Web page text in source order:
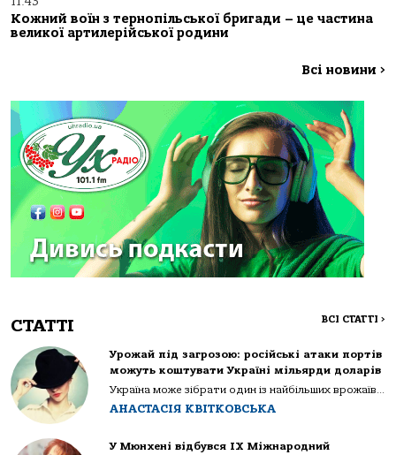
Кожний воїн з тернопільської бригади – це частина
великої артилерійської родини
Всі новини >
СТАТТІ ВСІ СТАТТІ >
Урожай під загрозою: російські атаки портів
можуть коштувати Україні мільярди доларів
Україна може зібрати один із найбільших врожаїв...
АНАСТАСІЯ КВІТКОВСЬКА
У Мюнхені відбувся IX Міжнародний